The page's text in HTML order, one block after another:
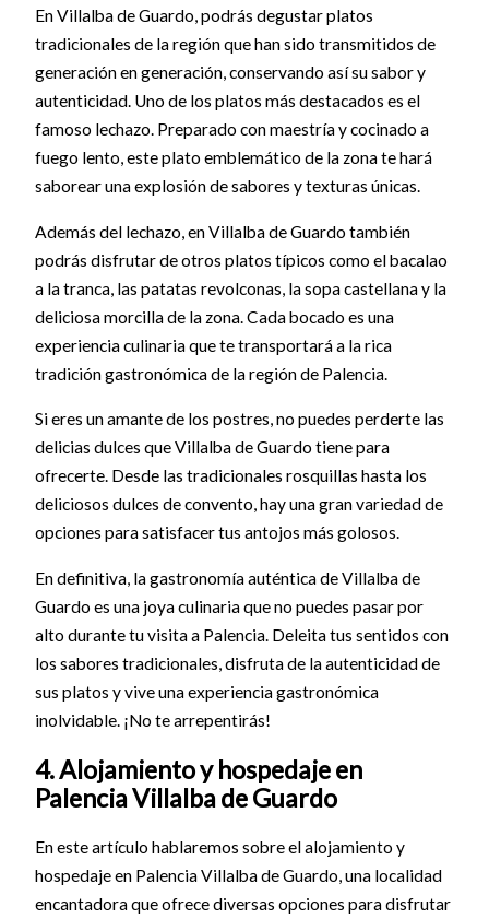
En Villalba de Guardo, podrás degustar platos
tradicionales de la región que han sido transmitidos de
generación en generación, conservando así su sabor y
autenticidad. Uno de los platos más destacados es el
famoso lechazo. Preparado con maestría y cocinado a
fuego lento, este plato emblemático de la zona te hará
saborear una explosión de sabores y texturas únicas.
Además del lechazo, en Villalba de Guardo también
podrás disfrutar de otros platos típicos como el bacalao
a la tranca, las patatas revolconas, la sopa castellana y la
deliciosa morcilla de la zona. Cada bocado es una
experiencia culinaria que te transportará a la rica
tradición gastronómica de la región de Palencia.
Si eres un amante de los postres, no puedes perderte las
delicias dulces que Villalba de Guardo tiene para
ofrecerte. Desde las tradicionales rosquillas hasta los
deliciosos dulces de convento, hay una gran variedad de
opciones para satisfacer tus antojos más golosos.
En definitiva, la gastronomía auténtica de Villalba de
Guardo es una joya culinaria que no puedes pasar por
alto durante tu visita a Palencia. Deleita tus sentidos con
los sabores tradicionales, disfruta de la autenticidad de
sus platos y vive una experiencia gastronómica
inolvidable. ¡No te arrepentirás!
4. Alojamiento y hospedaje en
Palencia Villalba de Guardo
En este artículo hablaremos sobre el alojamiento y
hospedaje en Palencia Villalba de Guardo, una localidad
encantadora que ofrece diversas opciones para disfrutar